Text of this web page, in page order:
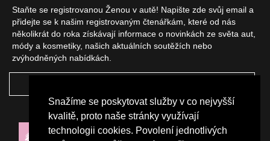
Snažíme se poskytovat služby v co nejvyšší
kvalitě, proto naše stránky využívají
technologii cookies. Povolení jednotlivých
Staňte se registrovanou Ženou v autě! Napište zde svůj email a
přidejte se k našim registrovaným čtenářkám, které od nás
několikrát do roka získávají informace o novinkách ze světa aut,
módy a kosmetiky, našich aktuálních soutěžích nebo
zvýhodněných nabídkách.
NAŠI PARTNEŘI